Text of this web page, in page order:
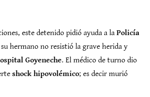
este detenido pidió ayuda a la Policía
hermano no resistió la grave herida y
Goyeneche. El médico de turno dio
shock hipovolémico; es decir murió